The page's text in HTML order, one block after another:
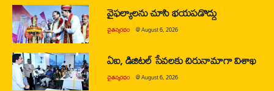
వైఫల్యాలను చూసి భయపడొద్దు
చైతన్యరధం @August 6, 2026
ఏఐ, డిజిటల్ సేవలకు చిరునామాగా విశాఖ
చైతన్యరధం @August 6, 2026